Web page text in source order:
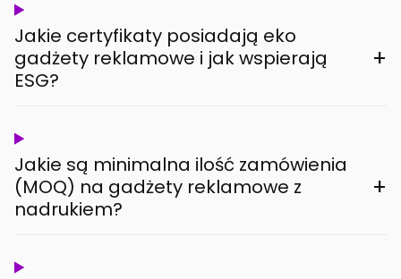
Jakie certyfikaty posiadają eko
gadżety reklamowe i jak wspierają
ESG?
+
Jakie są minimalna ilość zamówienia
(MOQ) na gadżety reklamowe z
nadrukiem?
+